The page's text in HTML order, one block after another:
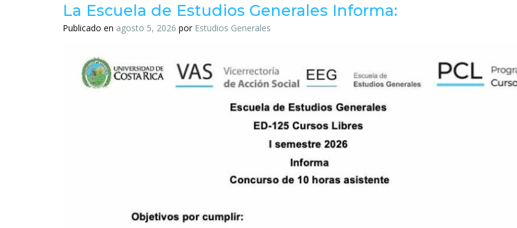
La Escuela de Estudios Generales Informa:
Publicado en agosto 5, 2026 por Estudios Generales